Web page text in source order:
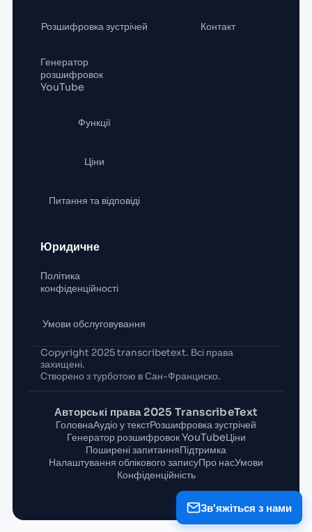
Розшифровка зустрічей
Генератор
розшифровок
YouTube
Функції
Ціни
Питання та відповіді
Контакт
Юридичне
Політика
конфіденційності
Умови обслуговування
Copyright 2025 transcribetext. Всі права
захищені.
Створено з турботою в Сан-Франциско.
Авторські права 2025 TranscribeText
ГоловнаАудіо у текстРозшифровка зустрічей
Генератор розшифровок YouTubeЦіни
Поширені запитанняПідтримка
Налаштування облікового записуПро насУмови
Конфіденційність
Зв'яжіться з нами